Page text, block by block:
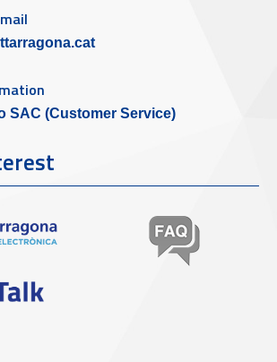
SAC (Customer Service)